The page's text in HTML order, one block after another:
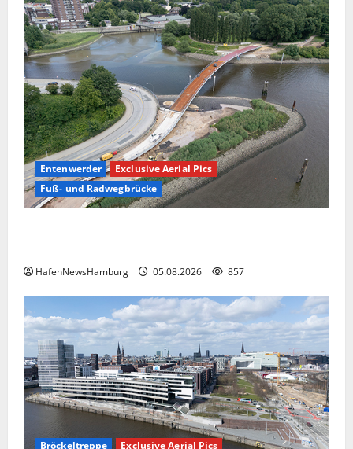
Entenwerder
Exclusive Aerial Pics
Fuß- und Radwegbrücke
HafenNewsHamburg 05.08.2026 857
Bröckeltreppe Exclusive Aerial Pics